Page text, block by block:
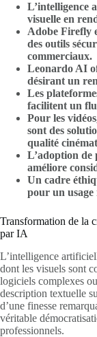
L’intelligence
visuelle en
Adobe Firefly
des outils
commerciaux.
Leonardo AI
désirant un
Les
facilitent un
Pour les
sont des
qualité
L’adoption de
améliore
Un cadre
pour un usage
Transformation de la
par IA
L’intelligence
dont les visuels sont
logiciels complexes
description textuelle
d’une finesse
véritable
professionnels.